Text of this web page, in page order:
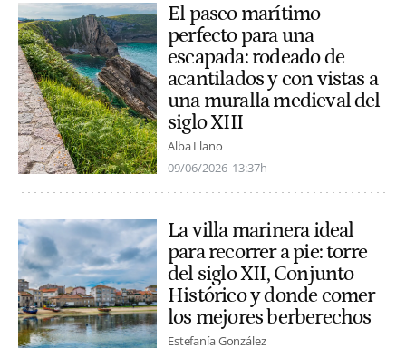
El paseo marítimo
perfecto para una
escapada: rodeado de
acantilados y con vistas a
una muralla medieval del
siglo XIII
Alba Llano
09/06/2026 13:37h
La villa marinera ideal
para recorrer a pie: torre
del siglo XII, Conjunto
Histórico y donde comer
los mejores berberechos
Estefanía González